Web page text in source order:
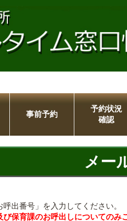
事前予約
予約状況
確認
メー
出番号」を入力してください。
保育課のお呼出しについてのみ